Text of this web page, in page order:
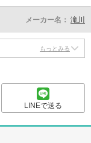
メーカー名： 滝川
もっとみる
LINEで送る